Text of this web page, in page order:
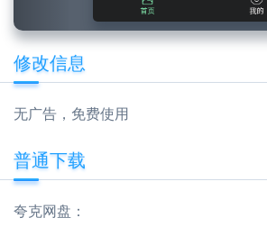
修改信息
无广告，免费使用
普通下载
夸克网盘：